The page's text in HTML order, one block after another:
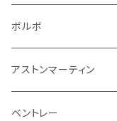
その他
シートベルト周り
ステアリング
ステアリングホイールカバー
運転席周り
リアワイパー
オーディオ系
その他
外装系
収納系
アームレスト
シフトレバー
その他
キーホルダー
タイヤ回り
泥除け
ワイパー
その他
フロアマット
シフトノブ
ボルボ
フロアマット
トランクマット
アストンマーティン
フロアマット
ベントレー